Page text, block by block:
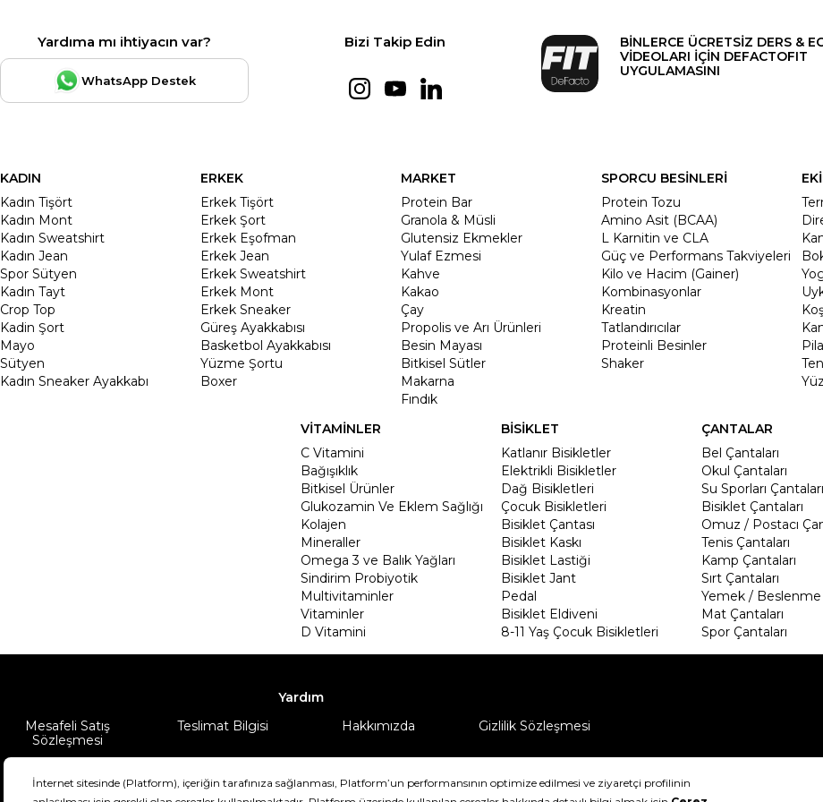
Yardıma mı ihtiyacın var?
WhatsApp Destek
Bizi Takip Edin
BİNLERCE ÜCRETSİZ DERS &
VİDEOLARI İÇİN DEFACTOFIT
UYGULAMASINI
KADIN
Kadın Tişört
Kadın Mont
Kadın Sweatshirt
Kadın Jean
Spor Sütyen
Kadın Tayt
Crop Top
Kadin Şort
Mayo
Sütyen
Kadın Sneaker Ayakkabı
ERKEK
Erkek Tişört
Erkek Şort
Erkek Eşofman
Erkek Jean
Erkek Sweatshirt
Erkek Mont
Erkek Sneaker
Güreş Ayakkabısı
Basketbol Ayakkabısı
Yüzme Şortu
Boxer
MARKET
Protein Bar
Granola & Müsli
Glutensiz Ekmekler
Yulaf Ezmesi
Kahve
Kakao
Çay
Propolis ve Arı Ürünleri
Besin Mayası
Bitkisel Sütler
Makarna
Fındık
SPORCU BESİNLERİ
Protein Tozu
Amino Asit (BCAA)
L Karnitin ve CLA
Güç ve Performans Takviyeleri
Kilo ve Hacim (Gainer)
Kombinasyonlar
Kreatin
Tatlandırıcılar
Proteinli Besinler
Shaker
VİTAMİNLER
C Vitamini
Bağışıklık
Bitkisel Ürünler
Glukozamin Ve Eklem Sağlığı
Kolajen
Mineraller
Omega 3 ve Balık Yağları
Sindirim Probiyotik
Multivitaminler
Vitaminler
D Vitamini
BİSİKLET
Katlanır Bisikletler
Elektrikli Bisikletler
Dağ Bisikletleri
Çocuk Bisikletleri
Bisiklet Çantası
Bisiklet Kaskı
Bisiklet Lastiği
Bisiklet Jant
Pedal
Bisiklet Eldiveni
8-11 Yaş Çocuk Bisikletleri
ÇANTALAR
Bel Çantaları
Okul Çantaları
Su Sporları Çantaları
Bisiklet Çantaları
Omuz / Postacı
Tenis Çantaları
Kamp Çantaları
Sırt Çantaları
Yemek / Beslenme
Mat Çantaları
Spor Çantaları
Yardım
Mesafeli Satış
Sözleşmesi
Teslimat Bilgisi Hakkımızda Gizlilik Sözleşmesi